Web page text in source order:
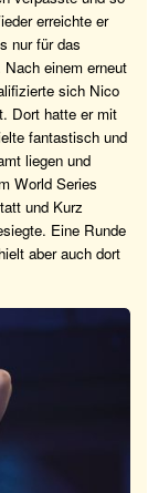
erreichte er
nur für das
einem erneut
sich Nico
Dort hatte er mit
fantastisch und
liegen und
World Series
und Kurz
Eine Runde
aber auch dort